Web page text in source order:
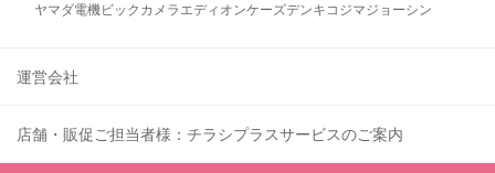
ヤマダ電機ビックカメラ エディオンケーズデンキ コジマジョーシン
運営会社
店舗・販促ご担当者様：チラシプラスサービスのご案内